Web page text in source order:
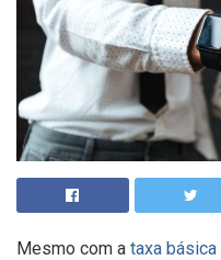
Mesmo com a taxa básica